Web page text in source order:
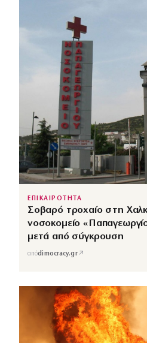
ΕΠΙΚΑΙΡΟΤΗΤΑ
Σοβαρό τροχαίο στη
νοσοκομείο
μετά από σύγκρουση
απόdimocracy.gr↗